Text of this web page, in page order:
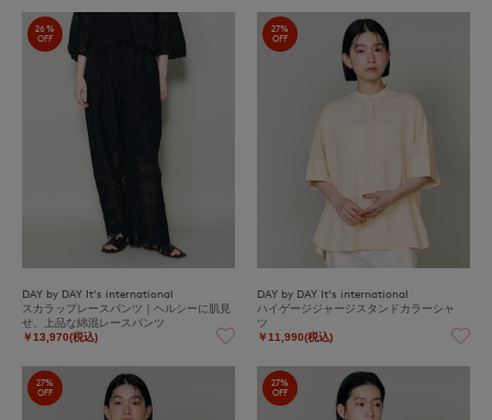
26%
OFF
DAY by DAY It's international
スカラップレースパンツ｜ヘルシーに肌見
せ、上品な綿混レースパンツ
￥13,970(税込)
27%
OFF
DAY by DAY It's international
ハイゲージジャージスタンドカラーシャ
ツ
￥11,990(税込)
27%
OFF
27%
OFF